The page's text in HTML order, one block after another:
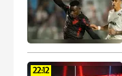
22:12